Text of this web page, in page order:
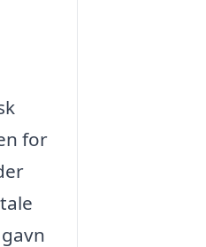
for